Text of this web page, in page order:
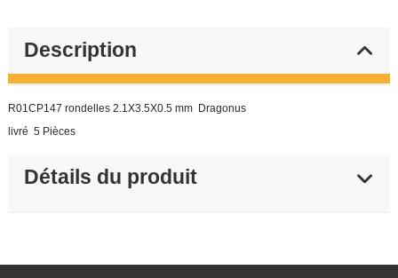
Description
R01CP147 rondelles 2.1X3.5X0.5 mm Dragonus
livré 5 Pièces
Détails du produit